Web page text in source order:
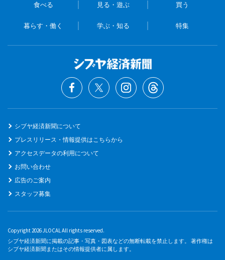
食べる 見る・遊ぶ 買う
暮らす・働く 学ぶ・知る 特集
シブヤ経済新聞について
プレスリリース・情報提供はこちらから
アクセスデータの利用について
お問い合わせ
広告のご案内
スタッフ募集
Copyright 2026 JLOCAL All rights reserved.
シブヤ経済新聞に掲載の記事・写真・図表などの無断転載を禁止します。 著作権は
シブヤ経済新聞またはその情報提供者に属します。